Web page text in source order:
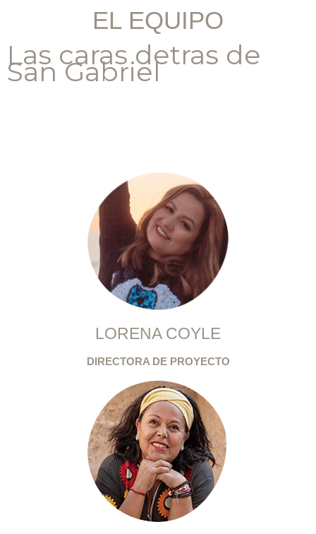
EL EQUIPO
Las caras detras de
San Gabriel
LORENA COYLE
DIRECTORA DE PROYECTO